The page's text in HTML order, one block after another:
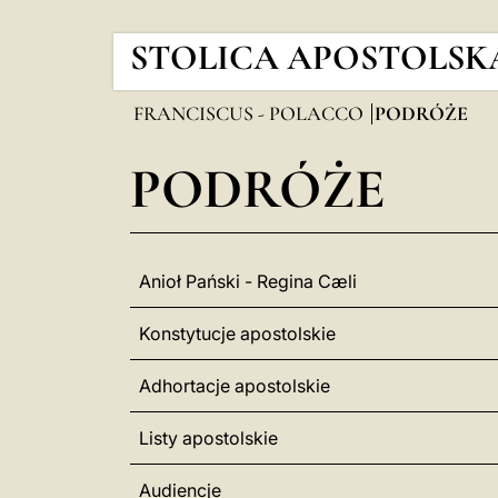
STOLICA
FRANCISCUS - POLACCO PODRÓŻE
PODRÓŻE
Anioł Pański - Regina Cæli
Konstytucje apostolskie
Adhortacje apostolskie
Listy apostolskie
Audiencje